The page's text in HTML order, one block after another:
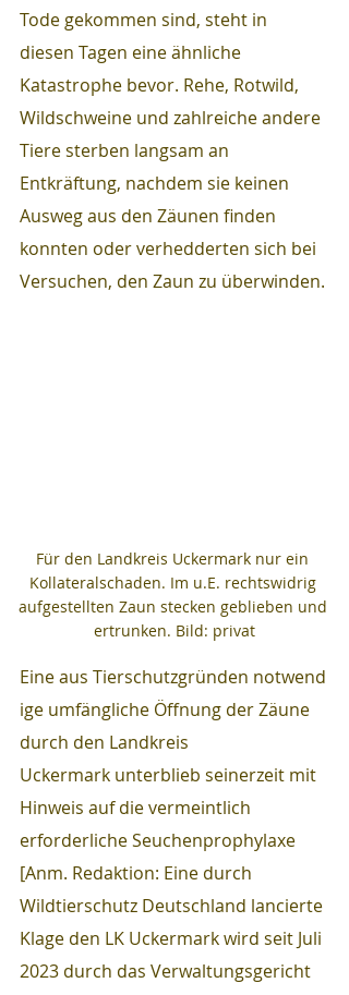
Tode gekommen sind, steht in
diesen Tagen eine ähnliche
Katastrophe bevor. Rehe, Rotwild,
Wildschweine und zahlreiche andere
Tiere sterben langsam an
Entkräftung, nachdem sie keinen
Ausweg aus den Zäunen finden
konnten oder verhedderten sich bei
Versuchen, den Zaun zu überwinden.
Für den Landkreis Uckermark nur ein
Kollateralschaden. Im u.E. rechtswidrig
aufgestellten Zaun stecken geblieben und
ertrunken. Bild: privat
Eine aus Tierschutzgründen notwend
ige umfängliche Öffnung der Zäune
durch den Landkreis
Uckermark unterblieb seinerzeit mit
Hinweis auf die vermeintlich
erforderliche Seuchenprophylaxe
[Anm. Redaktion: Eine durch
Wildtierschutz Deutschland lancierte
Klage den LK Uckermark wird seit Juli
2023 durch das Verwaltungsgericht